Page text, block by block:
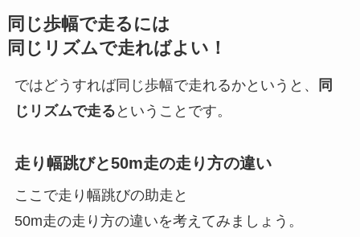
同じ歩幅で走るには
同じリズムで走ればよい！
ではどうすれば同じ歩幅で走れるかというと、
同
じリズムで走る ということです。
走り幅跳びと50m走の走り方の違い
ここで走り幅跳びの助走と
50m走の走り方の違いを考えてみま しょう。